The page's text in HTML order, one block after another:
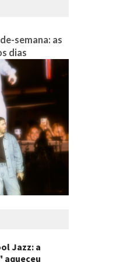
semana: as
dias
Jazz: a
aqueceu